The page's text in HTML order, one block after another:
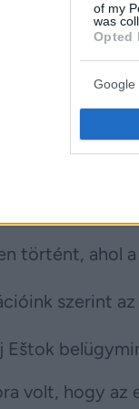
of my
was
Opted
Google
10 óra
és R 914-es
tartózkodott, a
pedig a
történt, ahol
szerint
Eštok
volt, hogy az